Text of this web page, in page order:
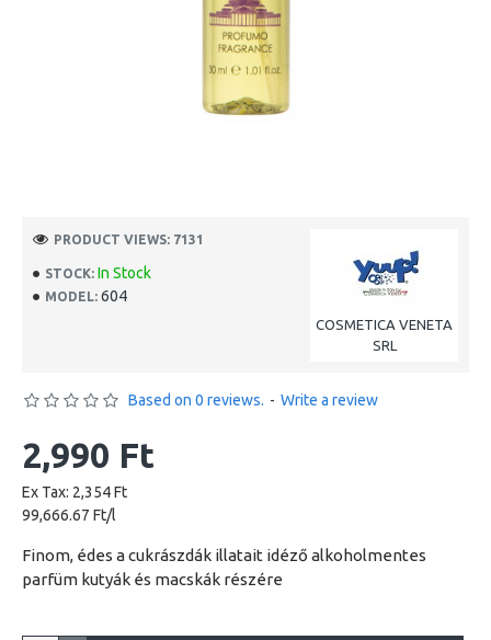
STOCK: In Stock
MODEL: 604
COSMETICA VENETA
SRL
PRODUCT VIEWS: 7131
Based on 0 reviews. - Write a review
2,990 Ft
Ex Tax: 2,354 Ft
99,666.67 Ft/l
Finom, édes a cukrászdák illatait idéző alkoholmentes
parfüm kutyák és macskák részére